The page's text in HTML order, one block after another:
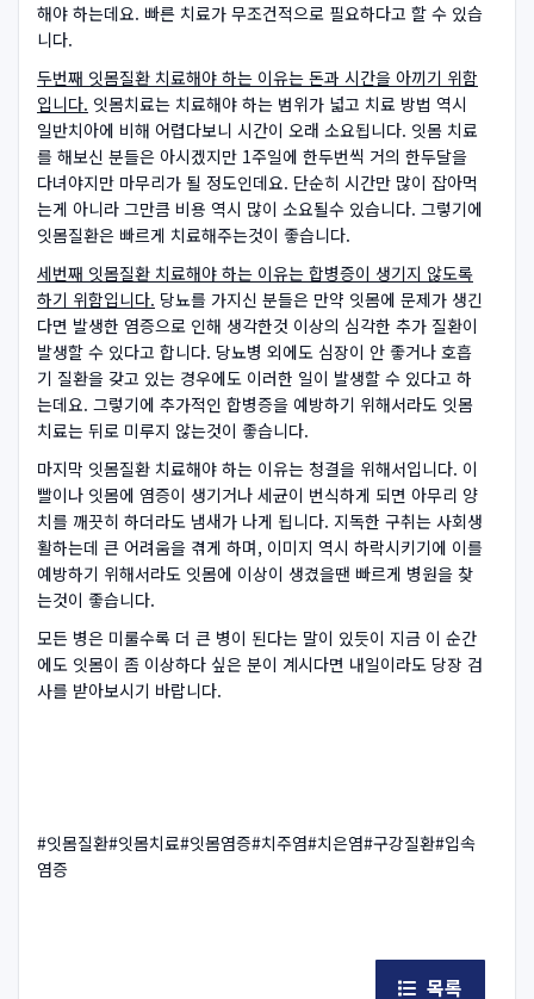
해야 하는데요. 빠른 치료가 무조건적으로 필요하다고 할 수 있습
니다.
두번째 잇몸질환 치료해야 하는 이유는 돈과 시간을 아끼기 위함
입니다. 잇몸치료는 치료해야 하는 범위가 넓고 치료 방법 역시
일반치아에 비해 어렵다보니 시간이 오래 소요됩니다. 잇몸 치료
를 해보신 분들은 아시겠지만 1주일에 한두번씩 거의 한두달을
다녀야지만 마무리가 될 정도인데요. 단순히 시간만 많이 잡아먹
는게 아니라 그만큼 비용 역시 많이 소요될수 있습니다. 그렇기에
잇몸질환은 빠르게 치료해주는것이 좋습니다.
세번째 잇몸질환 치료해야 하는 이유는 합병증이 생기지 않도록
하기 위함입니다. 당뇨를 가지신 분들은 만약 잇몸에 문제가 생긴
다면 발생한 염증으로 인해 생각한것 이상의 심각한 추가 질환이
발생할 수 있다고 합니다. 당뇨병 외에도 심장이 안 좋거나 호흡
기 질환을 갖고 있는 경우에도 이러한 일이 발생할 수 있다고 하
는데요. 그렇기에 추가적인 합병증을 예방하기 위해서라도 잇몸
치료는 뒤로 미루지 않는것이 좋습니다.
마지막 잇몸질환 치료해야 하는 이유는 청결을 위해서입니다. 이
빨이나 잇몸에 염증이 생기거나 세균이 번식하게 되면 아무리 양
치를 깨끗히 하더라도 냄새가 나게 됩니다. 지독한 구취는 사회생
활하는데 큰 어려움을 겪게 하며, 이미지 역시 하락시키기에 이를
예방하기 위해서라도 잇몸에 이상이 생겼을땐 빠르게 병원을 찾
는것이 좋습니다.
모든 병은 미룰수록 더 큰 병이 된다는 말이 있듯이 지금 이 순간
에도 잇몸이 좀 이상하다 싶은 분이 계시다면 내일이라도 당장 검
사를 받아보시기 바랍니다.
#잇몸질환#잇몸치료#잇몸염증#치주염#치은염#구강질환#입속
염증
목록